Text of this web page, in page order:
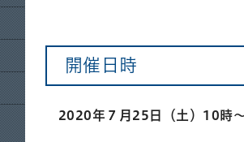
開催日時
2020年７月25日（土）10